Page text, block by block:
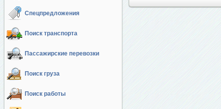
Спецпредложения
Поиск транспорта
Пассажирские перевозки
Поиск груза
Поиск работы